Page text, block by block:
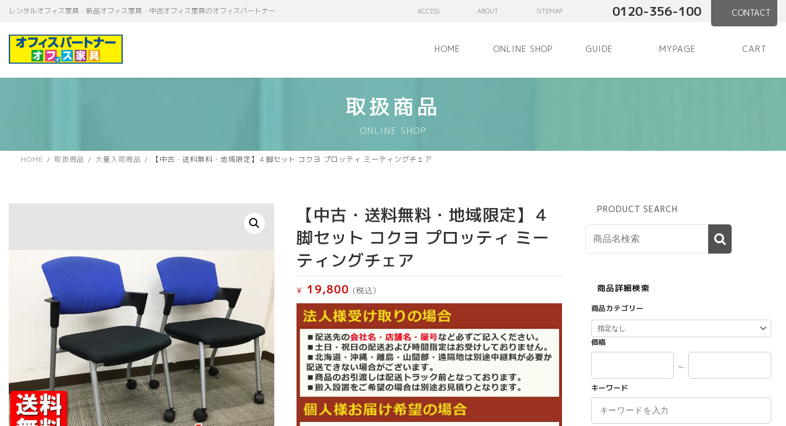
テ
ゲ
レンタルオフィス家具・新品オフィス家具・中古オフィス家具のオフィスパートナー ACCESS ABOUT SITEMAP 0120-356-100 CONTACT
HOME ONLINE SHOP GUIDE MYPAGE CART
取扱商品
ONLINE SHOP
HOME 取扱商品 大量入荷商品 【中古・送料無料・地域限定】４脚セット コクヨ プロッティ ミーティングチェア
【中古・送料無料・地域限定】４
脚セット コクヨ プロッティ ミー
ティングチェア
¥ 19,800 (税込）
PRODUCT SEARCH
商品詳細検索
商品カテゴリー
価格
～
キーワード